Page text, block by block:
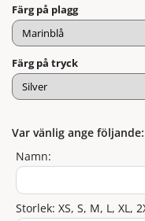
Färg på plagg
Färg på tryck
Var vänlig ange följande:
Namn:
Storlek: XS, S, M, L, XL,